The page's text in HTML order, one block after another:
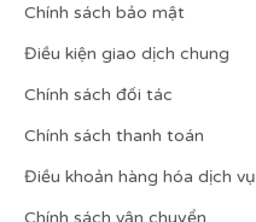
Chính sách bảo mật
Điều kiện giao dịch chung
Chính sách đối tác
Chính sách thanh toán
Điều khoản hàng hóa dịch vụ
Chính sách vận chuyển